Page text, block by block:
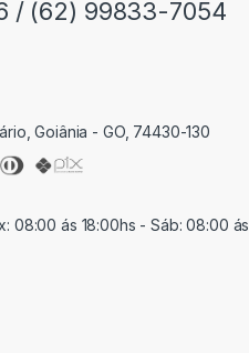
/ (62) 99833-7054
Goiânia - GO, 74430-130
08:00 ás 18:00hs - Sáb: 08:00 ás